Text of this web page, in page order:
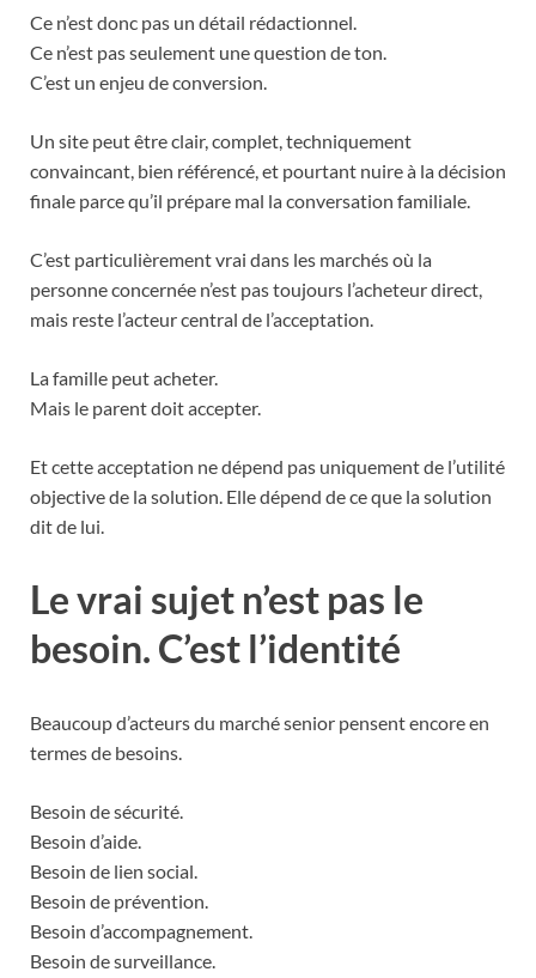
Ce n’est donc pas un détail rédactionnel.
Ce n’est pas seulement une question de ton.
C’est un enjeu de conversion.
Un site peut être clair, complet, techniquement
convaincant, bien référencé, et pourtant nuire à la décision
finale parce qu’il prépare mal la conversation familiale.
C’est particulièrement vrai dans les marchés où la
personne concernée n’est pas toujours l’acheteur direct,
mais reste l’acteur central de l’acceptation.
La famille peut acheter.
Mais le parent doit accepter.
Et cette acceptation ne dépend pas uniquement de l’utilité
objective de la solution. Elle dépend de ce que la solution
dit de lui.
Le vrai sujet n’est pas le
besoin. C’est l’identité
Beaucoup d’acteurs du marché senior pensent encore en
termes de besoins.
Besoin de sécurité.
Besoin d’aide.
Besoin de lien social.
Besoin de prévention.
Besoin d’accompagnement.
Besoin de surveillance.